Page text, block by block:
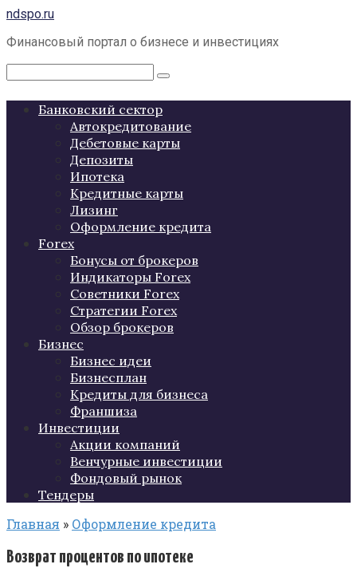
Перейти
контенту
ndspo.ru
Финансовый портал о бизнесе и инвестициях
Поиск:
Банковский сектор
Автокредитование
Дебетовые карты
Депозиты
Ипотека
Кредитные карты
Лизинг
Оформление кредита
Forex
Бонусы от брокеров
Индикаторы Forex
Советники Forex
Стратегии Forex
Обзор брокеров
Бизнес
Бизнес идеи
Бизнесплан
Кредиты для бизнеса
Франшиза
Инвестиции
Акции компаний
Венчурные инвестиции
Фондовый рынок
Тендеры
Главная » Оформление кредита
Возврат процентов по ипотеке